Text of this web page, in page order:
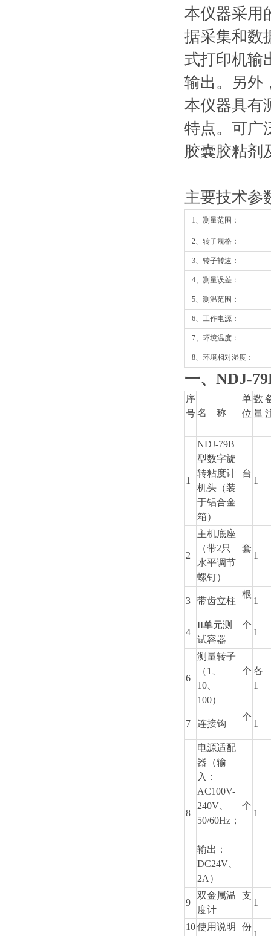
本仪器采用
据采集和数
式打印机输
输出。另外
本仪器具有
特点。可广
胶囊胶粘剂
主要技术参
1、测量范围：
2、转子规格：
3、转子转速：
4、测量误差：
5、测温范围：
6、工作电源：
7、环境温度：
8、环境相对湿度：
一、NDJ-
序
号名 称
单
位
数
量
1
NDJ-79B
型数字旋
转粘度计
机头（装
于铝合金
箱）
台
1
2
主机底座
（带2只
水平调节
螺钉）
套
1
3 带齿立柱
根
1
4
II单元测
试容器
个
1
6
测量转子
（1、
10、
100）
个 各
1
7 连接钩
个
1
8
电源适配
器（输
入：
AC100V-
240V、
50/60Hz；
输出：
DC24V、
2A）
个
1
9
双金属温
度计
支
1
10使用说明 份
1